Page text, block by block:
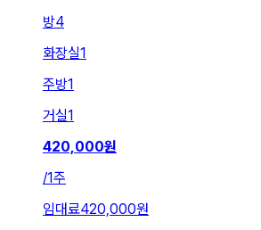
방4
화장실1
주방1
거실1
420,000원
/1주
임대료420,000원